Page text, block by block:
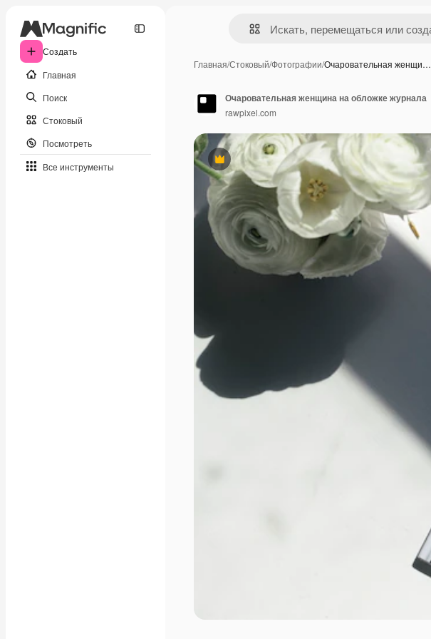
Создать
Главная
Поиск
Стоковый
Посмотреть
Все инструменты
Главная/Стоковый/Фотографии/Очаровательная женщи…
Премиум
Очаровательная женщина на обложке журнала
rawpixel.com